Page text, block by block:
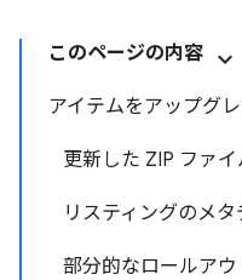
このページの内容
アイテムをアップグ
更新した ZIP ファ
リスティングのメ
部分的なロールア